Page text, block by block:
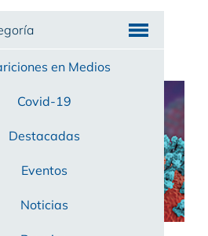
en Medios
Covid-19
Destacadas
Eventos
Noticias